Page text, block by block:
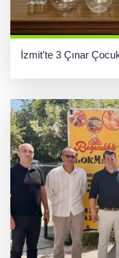
İzmit'te 3 Çınar